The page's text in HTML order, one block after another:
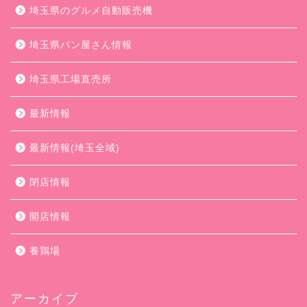
埼玉県のグルメ自動販売機
埼玉県パン屋さん情報
埼玉県工場直売所
最新情報
最新情報(埼玉全域)
閉店情報
開店情報
養鶏場
アーカイブ